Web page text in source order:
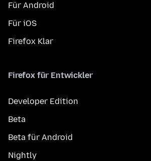
Für Android
Für iOS
Firefox Klar
Firefox für Entwickler
Developer Edition
Beta
Beta für Android
Nightly